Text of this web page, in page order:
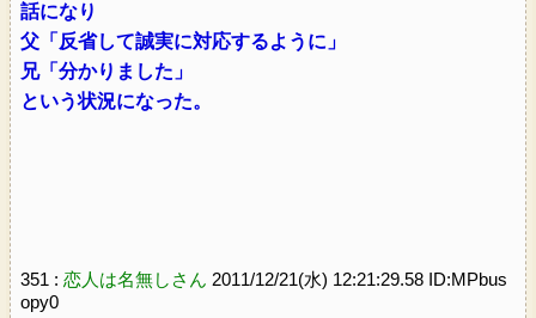
話になり
父「反省して誠実に対応するように」
兄「分かりました」
という状況になった。
351 : 恋人は名無しさん 2011/12/21(水) 12:21:29.58 ID:MPbus
opy0